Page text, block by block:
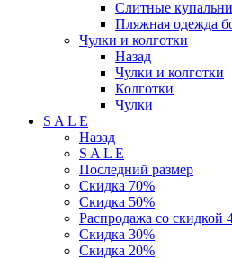
Слитные
Пляжная одежда
Чулки и колготки
Назад
Чулки и колготки
Колготки
Чулки
S A L E
Назад
S A L E
Последний размер
Скидка 70%
Скидка 50%
Распродажа со скидкой
Скидка 30%
Скидка 20%